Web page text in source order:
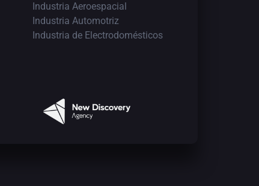
Industria Aeroespacial
Industria Automotriz
Industria de Electrodomésticos